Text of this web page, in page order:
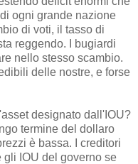
ogni grande nazione
di voti, il tasso di
reggendo. I bugiardi
nello stesso scambio.
delle nostre, e forse
designato dall'IOU?
termine del dollaro
è bassa. I creditori
IOU del governo se